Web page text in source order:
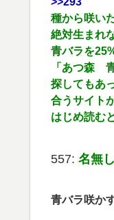
種から咲い
絶対生まれ
青バラを
「あつ森
探してもあ
合うサイト
はじめ読む
557: 名無
青バラ咲か